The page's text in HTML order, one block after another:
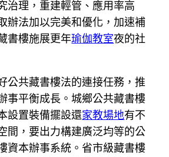
治理，重建輕管、應用率高
辦法加以完美和優化，加速補
書樓施展更年瑜伽教室夜的社
公共藏書樓法的連接任務，推
事平衡成長。城鄉公共藏書樓
設置裝備擺設還家教場地有不
間，要出力構建廣泛均等的公
資本辦事系統。省市級藏書樓